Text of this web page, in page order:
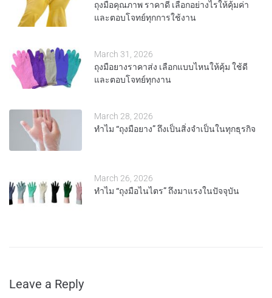
ถุงมือคุณภาพ ราคาดี เลือกอย่างไรให้คุ้มค่า
และตอบโจทย์ทุกการใช้งาน
March 31, 2026
ถุงมือยางราคาส่ง เลือกแบบไหนให้คุ้ม ใช้ดี
และตอบโจทย์ทุกงาน
March 28, 2026
ทำไม “ถุงมือยาง” ถึงเป็นสิ่งจำเป็นในทุกธุรกิจ
March 26, 2026
ทำไม “ถุงมือไนไตร” ถึงมาแรงในปัจจุบัน
Leave a Reply